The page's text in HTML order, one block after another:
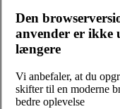
Den
anvender er ikke
længere
Vi anbefaler, at du
skifter til en moderne
bedre oplevelse
Cookies og
Presserum
LinkedIn
Sjælland/Fyn: